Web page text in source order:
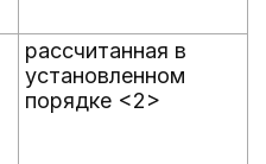
рассчитанная в
установленном
порядке <2>